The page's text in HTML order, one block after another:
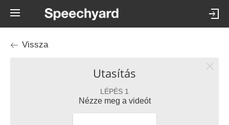
Vissza
Utasítás
LÉPÉS 1
Nézze meg a videót